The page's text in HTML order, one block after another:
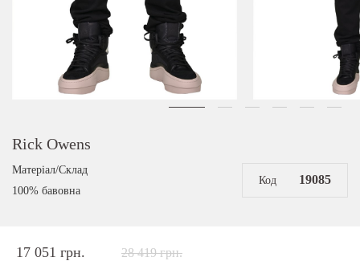
Rick Owens
Матеріал/Склад
100% бавовна
Код 19085
17 051 грн. 28 419 грн.